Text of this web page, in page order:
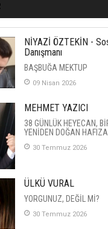
NİYAZİ ÖZTEKİN -
Danışmanı
BAŞBUĞA MEKTUP
09 Nisan 2026
MEHMET YAZICI
38 GÜNLÜK HEYECAN,
YENİDEN DOĞAN
30 Temmuz 2026
ÜLKÜ VURAL
YORGUNUZ, DEĞİL Mİ?
30 Temmuz 2026